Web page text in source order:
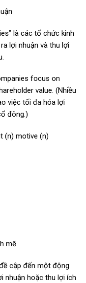
là các tổ chức kinh
lợi nhuận và thu lợi
focus on
value. (Nhiều
việc tối đa hóa lợi
đông.)
(n) motive (n)
mẽ
cập đến một động
nhuận hoặc thu lợi ích